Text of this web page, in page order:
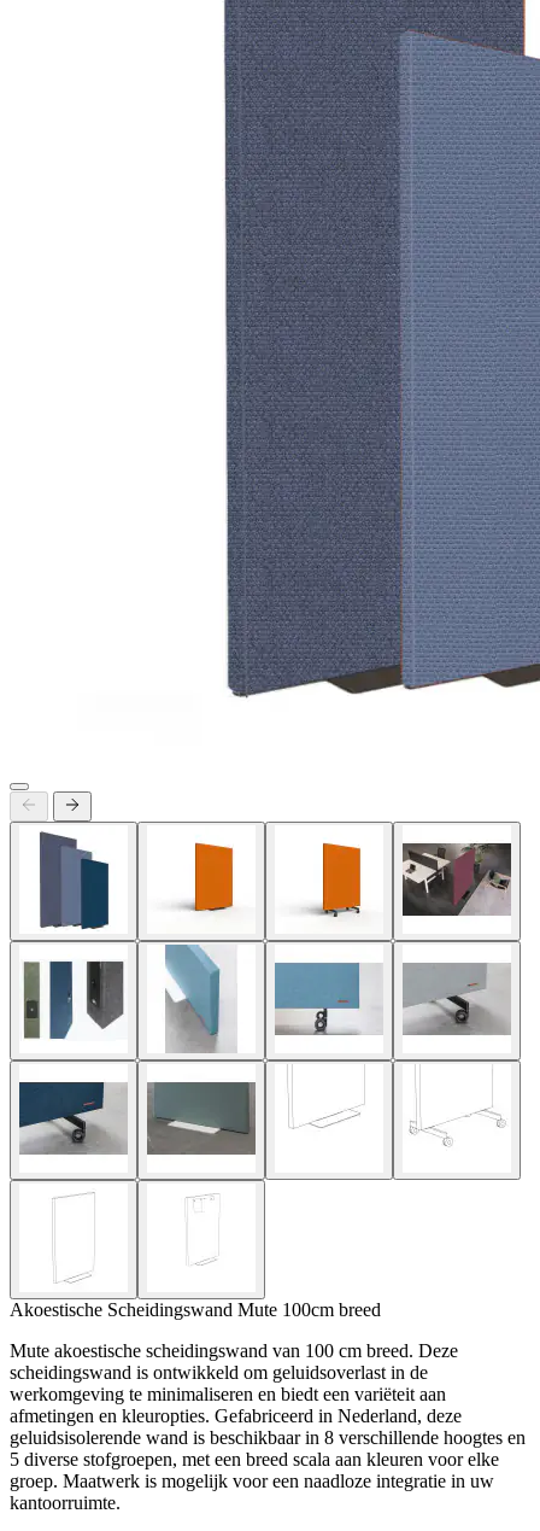
Akoestische Scheidingswand Mute 100cm breed
Mute akoestische scheidingswand van 100 cm breed. Deze
scheidingswand is ontwikkeld om geluidsoverlast in de
werkomgeving te minimaliseren en biedt een variëteit aan
afmetingen en kleuropties. Gefabriceerd in Nederland, deze
geluidsisolerende wand is beschikbaar in 8 verschillende hoogtes en
5 diverse stofgroepen, met een breed scala aan kleuren voor elke
groep. Maatwerk is mogelijk voor een naadloze integratie in uw
kantoorruimte.